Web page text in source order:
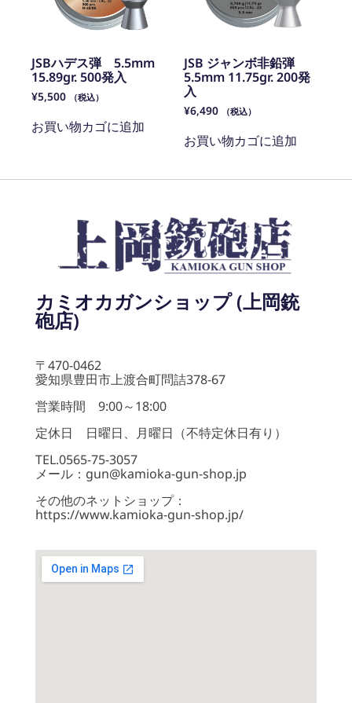
JSBハデス弾 5.5mm
15.89gr. 500発入
¥5,500 （税込）
お買い物カゴに追加
JSB ジャンボ非鉛弾
5.5mm 11.75gr. 200発
入
¥6,490 （税込）
お買い物カゴに追加
カミオカガンショップ (上岡銃
砲店)
〒470-0462
愛知県豊田市上渡合町問詰378-67
営業時間 9:00～18:00
定休日 日曜日、月曜日（不特定休日有り）
TEL.0565-75-3057
メール：gun@kamioka-gun-shop.jp
その他のネットショップ：
https://www.kamioka-gun-shop.jp/